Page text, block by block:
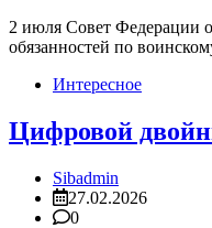
2 июля Совет Федерации
обязанностей по
Интересное
Цифровой
Sibadmin
27.02.2026
0